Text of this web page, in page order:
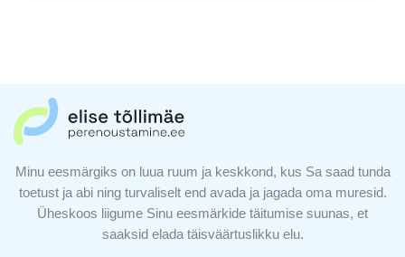
Minu eesmärgiks on luua ruum ja keskkond, kus Sa saad tunda
toetust ja abi ning turvaliselt end avada ja jagada oma muresid.
Üheskoos liigume Sinu eesmärkide täitumise suunas, et
saaksid elada täisväärtuslikku elu.